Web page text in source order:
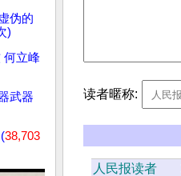
伪的
)
何立峰
武器
38,703
读者暱称:
人民报读者